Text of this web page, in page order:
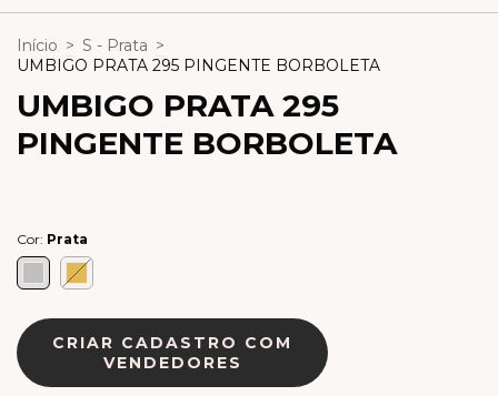
Início > S - Prata >
UMBIGO PRATA 295 PINGENTE BORBOLETA
UMBIGO PRATA 295
PINGENTE BORBOLETA
Cor: Prata
CRIAR CADASTRO COM
VENDEDORES